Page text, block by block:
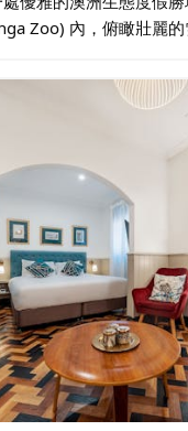
Zoo) 內，俯瞰壯麗